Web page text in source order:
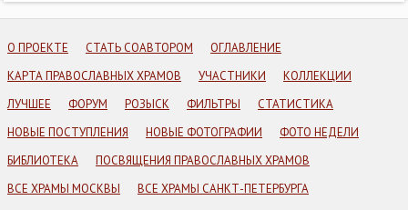
О ПРОЕКТЕ СТАТЬ СОАВТОРОМ
ОГЛАВЛЕНИЕ
КАРТА ПРАВОСЛАВНЫХ ХРАМОВ
УЧАСТНИКИ
КОЛЛЕКЦИИ
ЛУЧШЕЕ
ФОРУМ РОЗЫСК ФИЛЬТРЫ
СТАТИСТИКА
НОВЫЕ ПОСТУПЛЕНИЯ
НОВЫЕ ФОТОГРАФИИ
ФОТО НЕДЕЛИ
БИБЛИОТЕКА
ПОСВЯЩЕНИЯ ПРАВОСЛАВНЫХ ХРАМОВ
ВСЕ ХРАМЫ МОСКВЫ
ВСЕ ХРАМЫ САНКТ-ПЕТЕРБУРГА